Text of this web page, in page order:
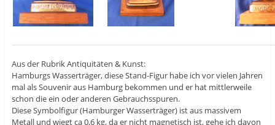
Aus der Rubrik Antiquitäten & Kunst:
Hamburgs Wasserträger, diese Stand-Figur habe ich vor vielen Jahren
mal als Souvenir aus Hamburg bekommen und er hat mittlerweile
schon die ein oder anderen Gebrauchsspuren.
Diese Symbolfigur (Hamburger Wasserträger) ist aus massivem
Metall und wiegt ca 0,6 kg, da er nicht magnetisch ist, gehe ich davon